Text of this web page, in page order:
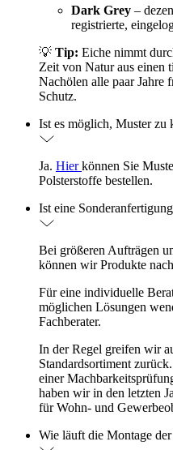
Dark Grey –
registrierte,
💡 Tip: Eiche nimmt
Zeit von Natur aus einen
Nachölen alle paar Jahre
Schutz.
Ist es möglich, Muster zu
Ja. Hierkönnen Sie
Polsterstoffe bestellen.
Ist eine
Bei größeren Aufträgen
können wir Produkte
Für eine individuelle
möglichen Lösungen
Fachberater.
In der Regel greifen wir
Standardsortiment
einer
haben wir in den letzten
für Wohn- und
Wie läuft die Montage